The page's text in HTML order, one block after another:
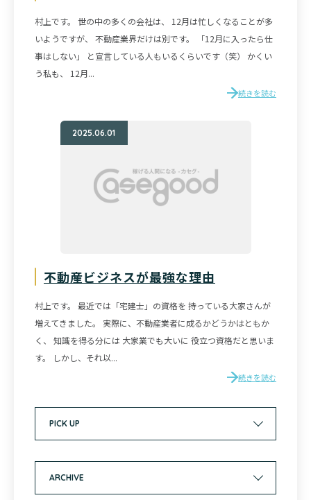
村上です。 世の中の多くの会社は、 12月は忙しくなることが多
いようですが、 不動産業界だけは別です。 「12月に入ったら仕
事はしない」 と宣言している人もいるくらいです（笑） かくい
う私も、 12月...
続きを読む
2025.06.01
不動産ビジネスが最強な理由
村上です。 最近では「宅建士」の資格を 持っている大家さんが
増えてきました。 実際に、不動産業者に成るかどうかはともか
く、 知識を得る分には 大家業でも大いに 役立つ資格だと思いま
す。 しかし、それ以...
続きを読む
PICK UP
ARCHIVE